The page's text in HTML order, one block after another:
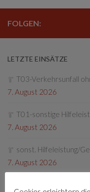
FOLGEN:
LETZTE EINSÄTZE
T03-Verkehrsunfall
7. August 2026
T01-sonstige
7. August 2026
sonst. Hilfeleistung/
7. August 2026